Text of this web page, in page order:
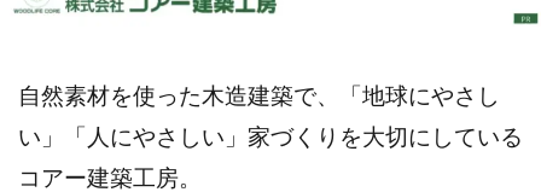
自然素材を使った木造建築で、「地球にやさし
い」「人にやさしい」家づくりを大切にしている
コアー建築工房。